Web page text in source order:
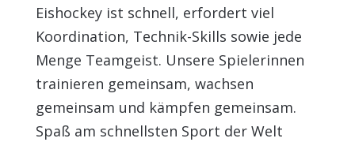
Eishockey ist schnell, erfordert viel
Koordination, Technik-Skills sowie jede
Menge Teamgeist. Unsere Spielerinnen
trainieren gemeinsam, wachsen
gemeinsam und kämpfen gemeinsam.
Spaß am schnellsten Sport der Welt